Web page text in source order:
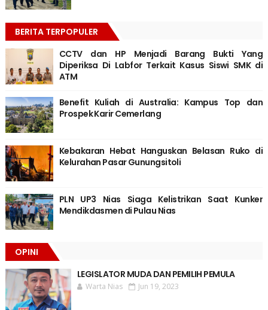
BERITA TERPOPULER
CCTV dan HP Menjadi Barang Bukti Yang
Diperiksa Di Labfor Terkait Kasus Siswi SMK di
ATM
Benefit Kuliah di Australia: Kampus Top dan
Prospek Karir Cemerlang
Kebakaran Hebat Hanguskan Belasan Ruko di
Kelurahan Pasar Gunungsitoli
PLN UP3 Nias Siaga Kelistrikan Saat Kunker
Mendikdasmen di Pulau Nias
OPINI
LEGISLATOR MUDA DAN PEMILIH PEMULA
Warta Nias Jun 19, 2023